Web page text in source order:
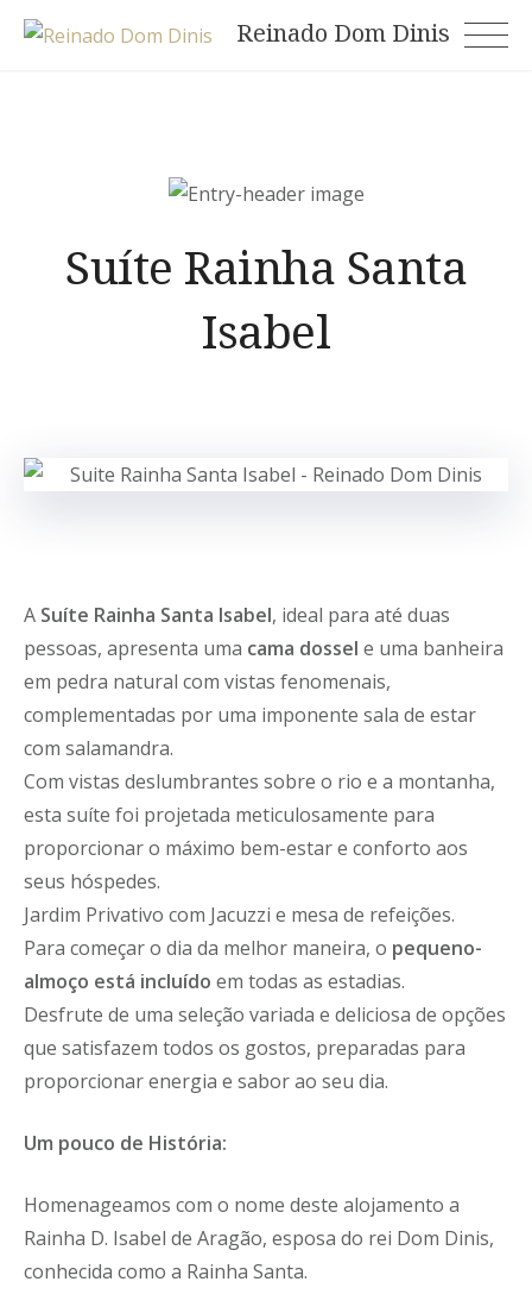
Skip
Reinado Dom Dinis
Suíte Rainha Santa
Isabel
A Suíte Rainha Santa Isabel, ideal para até duas
pessoas, apresenta uma cama dossel e uma banheira
em pedra natural com vistas fenomenais,
complementadas por uma imponente sala de estar
com salamandra.
Com vistas deslumbrantes sobre o rio e a montanha,
esta suíte foi projetada meticulosamente para
proporcionar o máximo bem-estar e conforto aos
seus hóspedes.
Jardim Privativo com Jacuzzi e mesa de refeições.
Para começar o dia da melhor maneira, o pequeno-
almoço está incluído em todas as estadias.
Desfrute de uma seleção variada e deliciosa de opções
que satisfazem todos os gostos, preparadas para
proporcionar energia e sabor ao seu dia.
Um pouco de História:
Homenageamos com o nome deste alojamento a
Rainha D. Isabel de Aragão, esposa do rei Dom Dinis,
conhecida como a Rainha Santa.